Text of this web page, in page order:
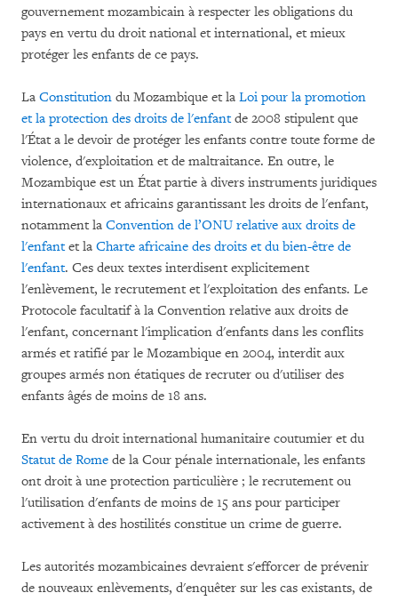
gouvernement mozambicain à respecter les obligations du
pays en vertu du droit national et international, et mieux
protéger les enfants de ce pays.
La Constitution du Mozambique et la Loi pour la promotion
et la protection des droits de l'enfantde 2008 stipulent que
l'État a le devoir de protéger les enfants contre toute forme de
violence, d'exploitation et de maltraitance. En outre, le
Mozambique est un État partie à divers instruments juridiques
internationaux et africains garantissant les droits de l'enfant,
notamment la Convention de l’ONU relative aux droits de
l'enfantet la Charte africaine des droits et du bien-être de
l'enfant. Ces deux textes interdisent explicitement
l'enlèvement, le recrutement et l'exploitation des enfants. Le
Protocole facultatif à la Convention relative aux droits de
l'enfant, concernant l'implication d'enfants dans les conflits
armés et ratifié par le Mozambique en 2004, interdit aux
groupes armés non étatiques de recruter ou d'utiliser des
enfants âgés de moins de 18 ans.
En vertu du droit international humanitaire coutumier et du
Statut de Rome de la Cour pénale internationale, les enfants
ont droit à une protection particulière ; le recrutement ou
l'utilisation d'enfants de moins de 15 ans pour participer
activement à des hostilités constitue un crime de guerre.
Les autorités mozambicaines devraient s'efforcer de prévenir
de nouveaux enlèvements, d'enquêter sur les cas existants, de